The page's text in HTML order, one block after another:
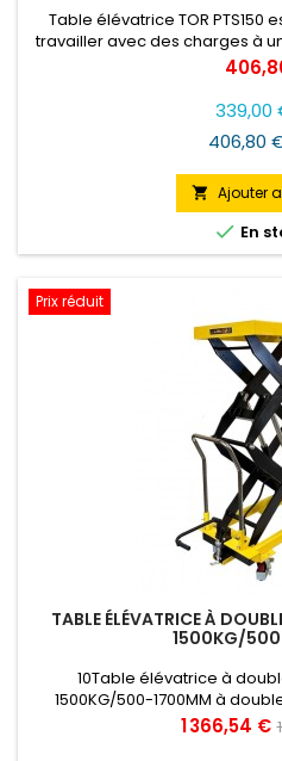
Table élévatrice TOR PTS150
travailler avec des charges à
l'opérateur. Ce modèlePrix
339,00
406,80
 Ajouter
 En
Prix réduit
TABLE ÉLÉVATRICE À
1500KG/
10Table élévatrice à
1500KG/500-1700MM à
soulever et travailler avec
convenable pour
Prix
1 366,54 €